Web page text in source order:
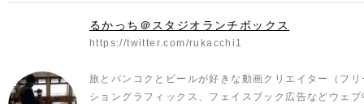
るかっち＠スタジオランチボックス
https://twitter.com/rukacchi1
旅とバンコクとビールが好きな動画クリエイター（フ
ショングラフィックス、フェイスブック広告などウェ